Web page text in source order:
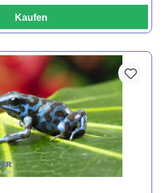
Kaufen